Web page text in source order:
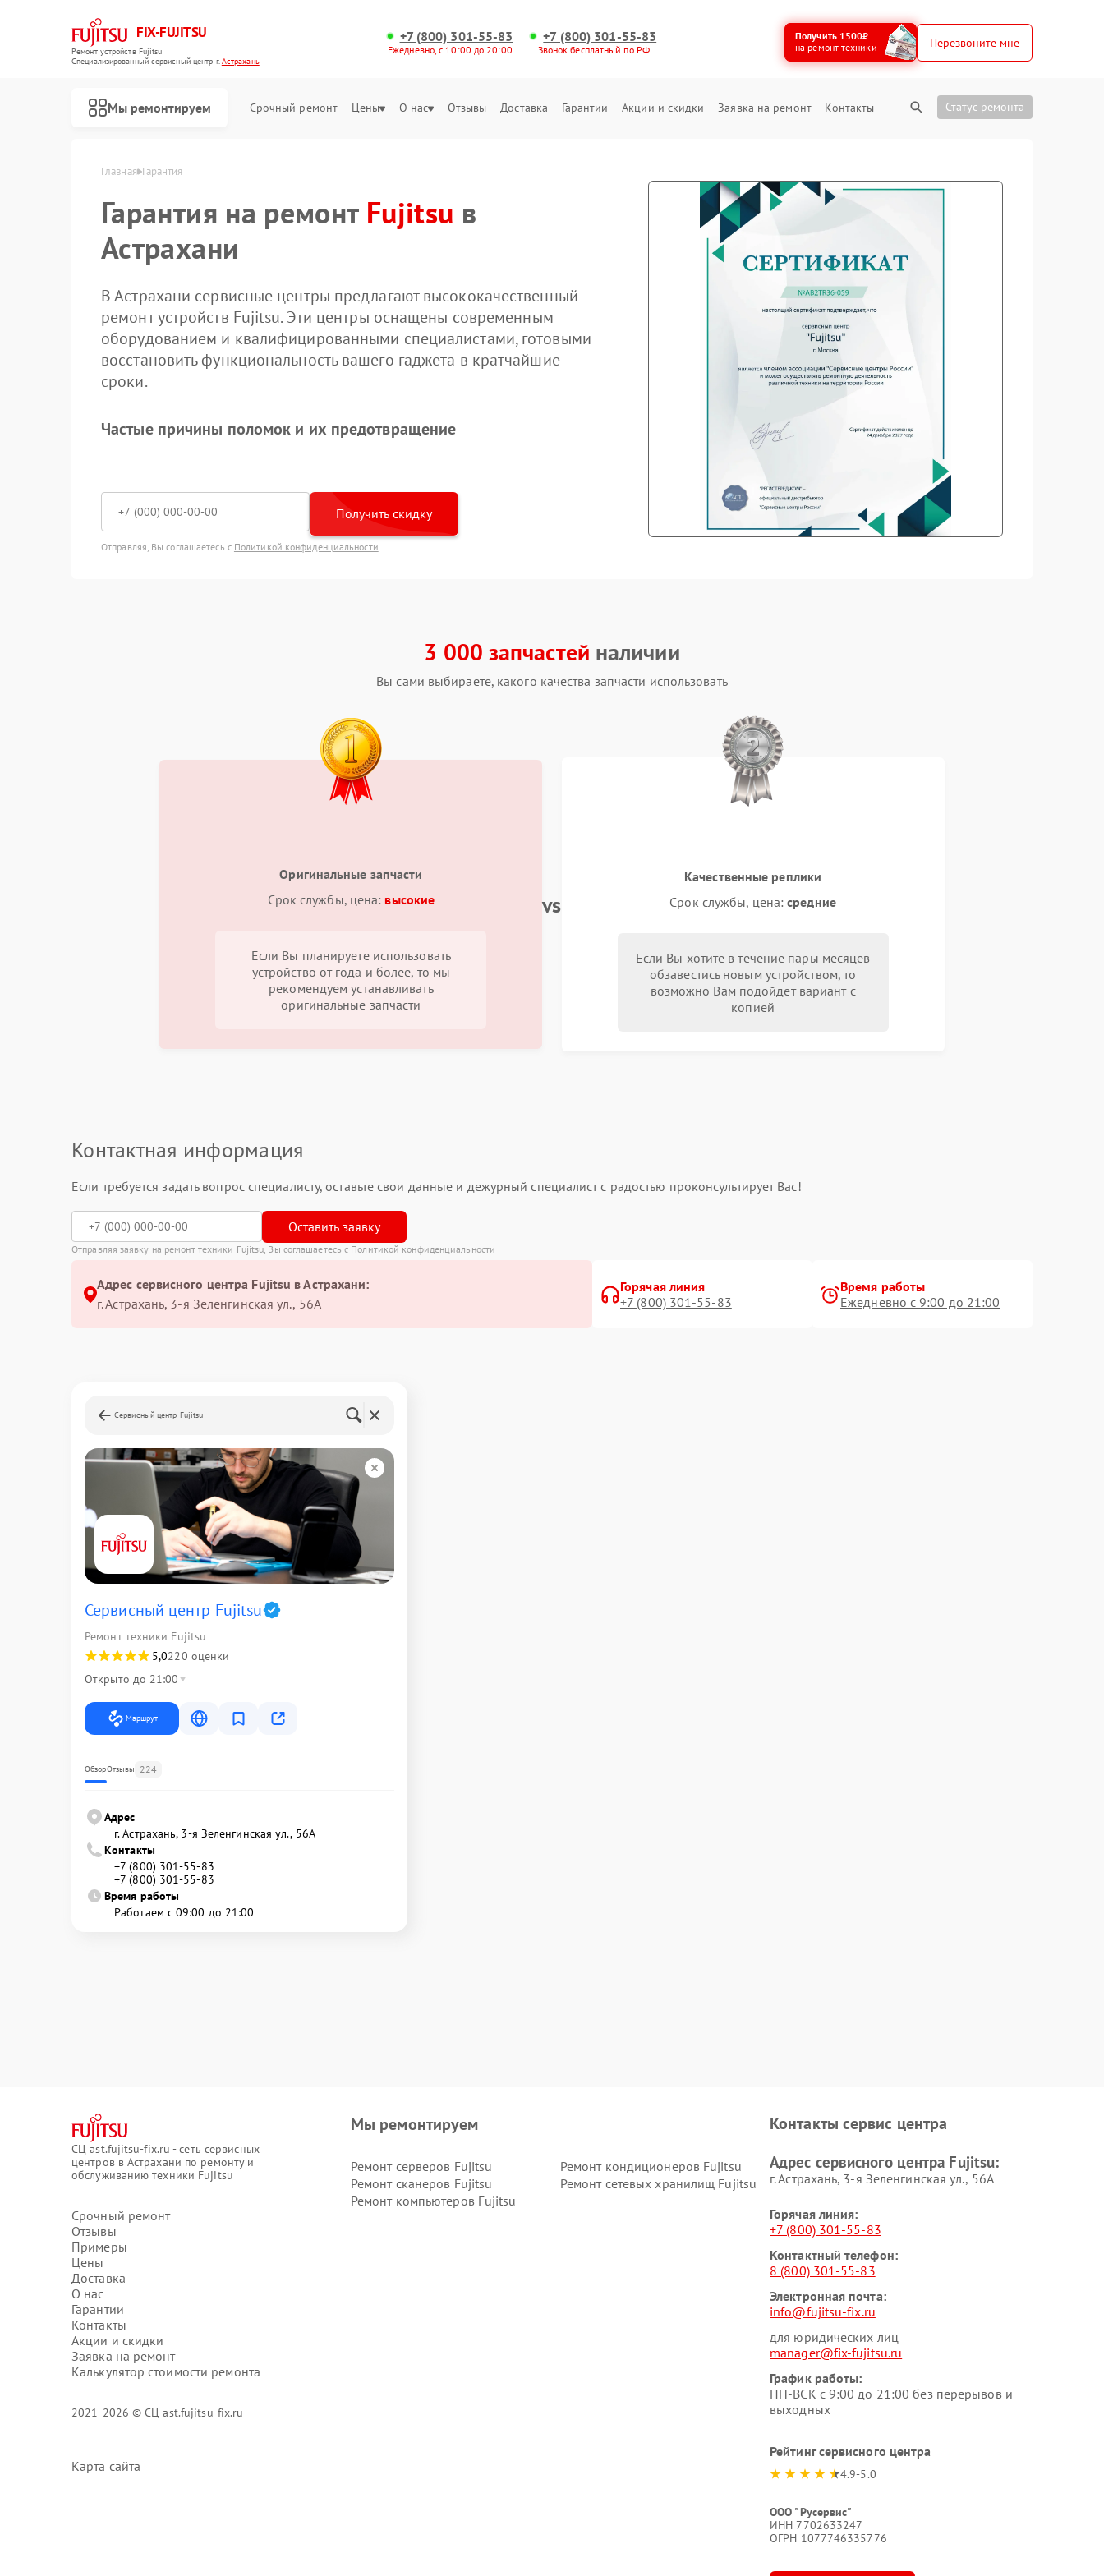
FIX-FUJITSU
Ремонт устройств Fujitsu
Специализированный cервисный центр г.Астрахань
+7 (800) 301-55-83
Ежедневно, с 10:00 до 20:00
+7 (800) 301-55-83
Звонок бесплатный по РФ
Получить 1500₽
на ремонт техники
Перезвоните мне
Мы ремонтируем Срочный ремонт Цены О нас Отзывы Доставка Гарантии Акции и скидки Заявка на ремонт Контакты Статус ремонта
Главная Гарантия
Гарантия на ремонт Fujitsu в
Астрахани
В Астрахани сервисные центры предлагают высококачественный
ремонт устройств Fujitsu. Эти центры оснащены современным
оборудованием и квалифицированными специалистами, готовыми
восстановить функциональность вашего гаджета в кратчайшие
сроки.
Частые причины поломок и их предотвращение
Получить скидку
Отправляя, Вы соглашаетесь с Политикой конфиденциальности
3 000 запчастей наличии
Вы сами выбираете, какого качества запчасти использовать
Оригинальные запчасти
Срок службы, цена: высокие
Если Вы планируете использовать
устройство от года и более, то мы
рекомендуем устанавливать
оригинальные запчасти
vs
Качественные реплики
Срок службы, цена:средние
Если Вы хотите в течение пары месяцев
обзавестись новым устройством, то
возможно Вам подойдет вариант с
копией
Контактная информация
Если требуется задать вопрос специалисту, оставьте свои данные и дежурный специалист с радостью проконсультирует Вас!
Оставить заявку
Отправляя заявку на ремонт техники Fujitsu, Вы соглашаетесь с Политикой конфиденциальности
Адрес сервисного центра Fujitsu в Астрахани:
г. Астрахань, 3-я Зеленгинская ул., 56А
Горячая линия
+7 (800) 301-55-83
Время работы
Ежедневно с 9:00 до 21:00
Сервисный центр Fujitsu
Сервисный центр Fujitsu
Ремонт техники Fujitsu
5,0220 оценки
Открыто до 21:00
Маршрут
ОбзорОтзывы 224
Адрес
г. Астрахань, 3-я Зеленгинская ул., 56А
Контакты
+7 (800) 301-55-83
+7 (800) 301-55-83
Время работы
Работаем с 09:00 до 21:00
СЦ ast.fujitsu-fix.ru - сеть сервисных
центров в Астрахани по ремонту и
обслуживанию техники Fujitsu
Срочный ремонт
Отзывы
Примеры
Цены
Доставка
О нас
Гарантии
Контакты
Акции и скидки
Заявка на ремонт
Калькулятор стоимости ремонта
2021-2026 © СЦ ast.fujitsu-fix.ru
Карта сайта
Мы ремонтируем
Ремонт серверов Fujitsu
Ремонт кондиционеров Fujitsu
Ремонт сканеров Fujitsu
Ремонт сетевых хранилищ Fujitsu
Ремонт компьютеров Fujitsu
Контакты сервис центра
Адрес сервисного центра Fujitsu:
г. Астрахань, 3-я Зеленгинская ул., 56А
Горячая линия:
+7 (800) 301-55-83
Контактный телефон:
8 (800) 301-55-83
Электронная почта:
info@fujitsu-fix.ru
для юридических лиц
manager@fix-fujitsu.ru
График работы:
ПН-ВСК с 9:00 до 21:00 без перерывов и
выходных
Рейтинг сервисного центра
4.9-5.0
ООО "Русервис"
ИНН 7702633247
ОГРН 1077746335776